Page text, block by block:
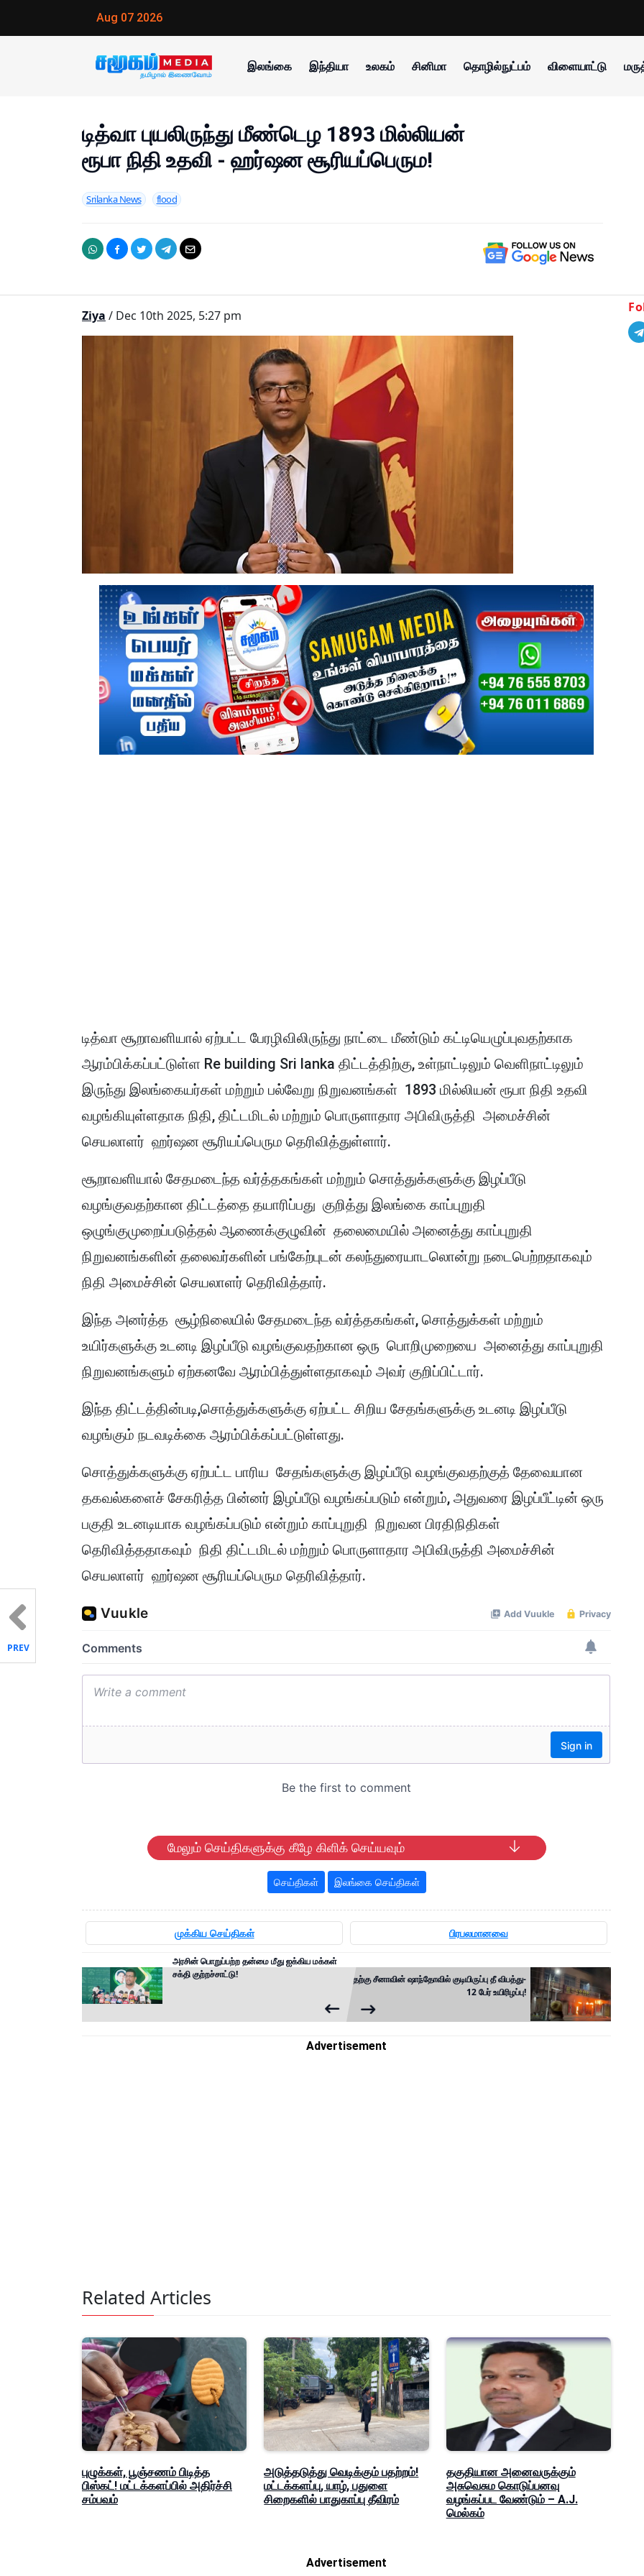
Aug 07 2026
இலங்கை இந்தியா உலகம் சினிமா தொழில்நுட்பம் விளையாட்டு
டித்வா புயலிருந்து மீண்டெழ 1893 மில்லியன்
ரூபா நிதி உதவி - ஹர்ஷன சூரியப்பெரும!
Srilanka News flood
Ziya / Dec 10th 2025, 5:27 pm
டித்வா சூறாவளியால் ஏற்பட்ட பேரழிவிலிருந்து நாட்டை மீண்டும் கட்டியெழுப்புவதற்காக
ஆரம்பிக்கப்பட்டுள்ள Re building Sri lanka திட்டத்திற்கு, உள்நாட்டிலும் வெளிநாட்டிலும்
இருந்து இலங்கையர்கள் மற்றும் பல்வேறு நிறுவனங்கள் 1893 மில்லியன் ரூபா நிதி உதவி
வழங்கியுள்ளதாக நிதி, திட்டமிடல் மற்றும் பொருளாதார அபிவிருத்தி அமைச்சின்
செயலாளர் ஹர்ஷன சூரியப்பெரும தெரிவித்துள்ளார்.
சூறாவளியால் சேதமடைந்த வர்த்தகங்கள் மற்றும் சொத்துக்களுக்கு இழப்பீடு
வழங்குவதற்கான திட்டத்தை தயாரிப்பது குறித்து இலங்கை காப்புறுதி
ஒழுங்குமுறைப்படுத்தல் ஆணைக்குழுவின் தலைமையில் அனைத்து காப்புறுதி
நிறுவனங்களின் தலைவர்களின் பங்கேற்புடன் கலந்துரையாடலொன்று நடைபெற்றதாகவும்
நிதி அமைச்சின் செயலாளர் தெரிவித்தார்.
இந்த அனர்த்த சூழ்நிலையில் சேதமடைந்த வர்த்தகங்கள், சொத்துக்கள் மற்றும்
உயிர்களுக்கு உடனடி இழப்பீடு வழங்குவதற்கான ஒரு பொறிமுறையை அனைத்து காப்புறுதி
நிறுவனங்களும் ஏற்கனவே ஆரம்பித்துள்ளதாகவும் அவர் குறிப்பிட்டார்.
இந்த திட்டத்தின்படி,சொத்துக்களுக்கு ஏற்பட்ட சிறிய சேதங்களுக்கு உடனடி இழப்பீடு
வழங்கும் நடவடிக்கை ஆரம்பிக்கப்பட்டுள்ளது.
சொத்துக்களுக்கு ஏற்பட்ட பாரிய சேதங்களுக்கு இழப்பீடு வழங்குவதற்குத் தேவையான
தகவல்களைச் சேகரித்த பின்னர் இழப்பீடு வழங்கப்படும் என்றும், அதுவரை இழப்பீட்டின் ஒரு
பகுதி உடனடியாக வழங்கப்படும் என்றும் காப்புறுதி நிறுவன பிரதிநிதிகள்
தெரிவித்ததாகவும் நிதி திட்டமிடல் மற்றும் பொருளாதார அபிவிருத்தி அமைச்சின்
செயலாளர் ஹர்ஷன சூரியப்பெரும தெரிவித்தார்.
மேலும் செய்திகளுக்கு கீழே கிளிக் செய்யவும்
செய்திகள் இலங்கை செய்திகள்
முக்கிய செய்திகள் பிரபலமானவை
அரசின் பொறுப்பற்ற தன்மை மீது ஐக்கிய மக்கள்
சக்தி குற்றச்சாட்டு!
தெற்கு சீனாவின் ஷாந்தோவில் குடியிருப்பு தீ விபத்து-
12 பேர் உயிரிழப்பு!
PREV
Advertisement
Related Articles
புழுக்கள், பூஞ்சணம் பிடித்த
பிஸ்கட்! மட்டக்களப்பில் அதிர்ச்சி
சம்பவம்
அடுத்தடுத்து வெடிக்கும் பதற்றம்!
மட்டக்களப்பு, யாழ், பதுளை
சிறைகளில் பாதுகாப்பு தீவிரம்
தகுதியான அனைவருக்கும்
அசுவெசும கொடுப்பனவு
வழங்கப்பட வேண்டும் – A.J.
மெல்கம்
Advertisement